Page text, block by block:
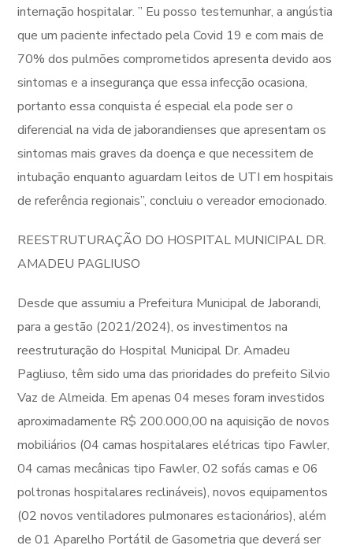
internação hospitalar. ” Eu posso testemunhar, a angústia
que um paciente infectado pela Covid 19 e com mais de
70% dos pulmões comprometidos apresenta devido aos
sintomas e a insegurança que essa infecção ocasiona,
portanto essa conquista é especial ela pode ser o
diferencial na vida de jaborandienses que apresentam os
sintomas mais graves da doença e que necessitem de
intubação enquanto aguardam leitos de UTI em hospitais
de referência regionais”, concluiu o vereador emocionado.
REESTRUTURAÇÃO DO HOSPITAL MUNICIPAL DR.
AMADEU PAGLIUSO
Desde que assumiu a Prefeitura Municipal de Jaborandi,
para a gestão (2021/2024), os investimentos na
reestruturação do Hospital Municipal Dr. Amadeu
Pagliuso, têm sido uma das prioridades do prefeito Silvio
Vaz de Almeida. Em apenas 04 meses foram investidos
aproximadamente R$ 200.000,00 na aquisição de novos
mobiliários (04 camas hospitalares elétricas tipo Fawler,
04 camas mecânicas tipo Fawler, 02 sofás camas e 06
poltronas hospitalares reclináveis), novos equipamentos
(02 novos ventiladores pulmonares estacionários), além
de 01 Aparelho Portátil de Gasometria que deverá ser